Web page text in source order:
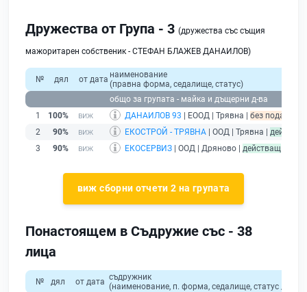
Дружества от Група - 3 (дружества със същия
мажоритарен собственик - СТЕФАН БЛАЖЕВ ДАНАИЛОВ)
№ дял от дата наименование
(правна форма, седалище, статус)
общо за групата - майка и дъщерни д-ва
1
100% ДАНАИЛОВ 93 | ЕООД | Трявна | без подаден
2
90% ЕКОСТРОЙ - ТРЯВНА | ООД | Трявна |
3
90% ЕКОСЕРВИЗ | ООД | Дряново | действащ
виж сборни отчети 2 на групата
Понастоящем в Съдружие със - 38
лица
№ дял от дата съдружник
(наименование, п. форма, седалище, статус /